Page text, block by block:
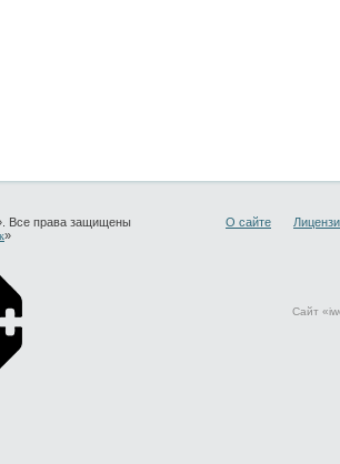
Все права защищены
»
О сайте
Сайт